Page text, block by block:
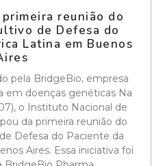
reunião do
de Defesa do
Latina em Buenos
pela BridgeBio, empresa
em doenças genéticas Na
o Instituto Nacional de
da primeira reunião do
Defesa do Paciente da
Aires. Essa iniciativa foi